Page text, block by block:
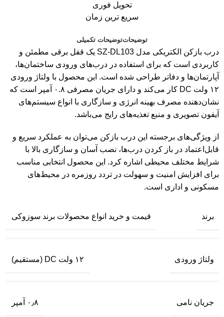
تحویل فوری
سریع ترین زمان
توضیحاتتوضیحات تکمیلی
درب بازکن الکتریکی مدل SZ-DL103 یک قفل برقی مطمئن و
کاربردی است که برای استفاده در درب‌های ورودی ساختمان‌ها،
آپارتمان‌ها و دفاتر طراحی شده است. این محصول با ولتاژ ورودی
۱۲ ولت DC کار می‌کند و دارای جریان مصرفی ۰.۸ آمپر است که
نشان‌دهنده مصرف بهینه انرژی و سازگاری با انواع سیستم‌های
آیفون تصویری و منبع تغذیه‌های رایج می‌باشد.
از ویژگی‌های برجسته این درب بازکن می‌توان به عملکرد سریع و
قابل‌اعتماد در باز کردن درب‌ها، نصب آسان و سازگاری بالا با
شرایط مختلف محیطی اشاره کرد. این محصول انتخابی مناسب
برای افزایش امنیت و سهولت در تردد روزمره در محیط‌های
مسکونی و اداری است.
برند قیمت و خرید انواع محصولات برند سوزوکی
ولتاژ ورودی ۱۲ ولت DC (مستقیم)
جریان نامی ۰٫۸ آمپر